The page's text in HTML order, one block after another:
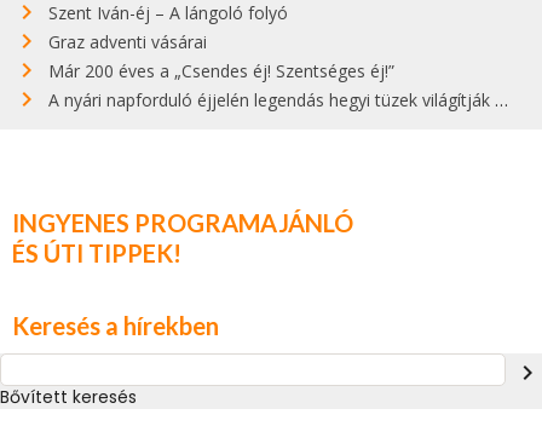
Szent Iván-éj – A lángoló folyó
Graz adventi vásárai
Már 200 éves a „Csendes éj! Szentséges éj!”
A nyári napforduló éjjelén legendás hegyi tüzek világítják meg Zugspitzét
INGYENES PROGRAMAJÁNLÓ
ÉS ÚTI TIPPEK!
Keresés a hírekben
navigate_next
Bővített keresés